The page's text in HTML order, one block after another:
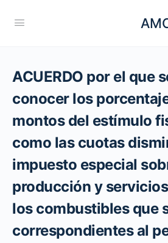
ACUERDO por el que
conocer los
montos del estímulo
como las cuotas
impuesto especial
producción y
los combustibles que
correspondientes al